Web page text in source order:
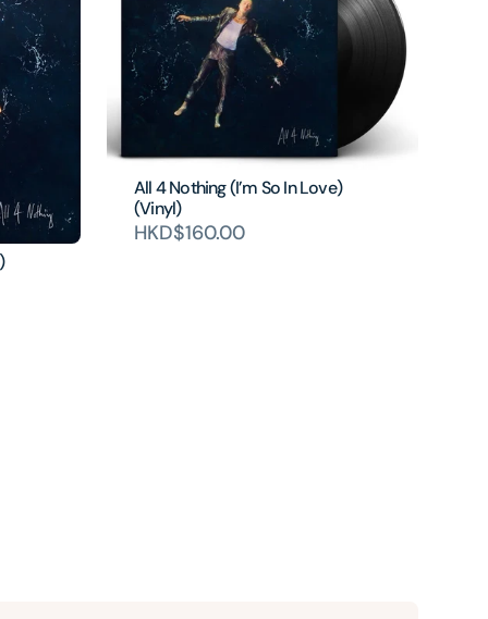
All 4 Nothing (I’m So In Love)
(Vinyl)
HKD$160.00